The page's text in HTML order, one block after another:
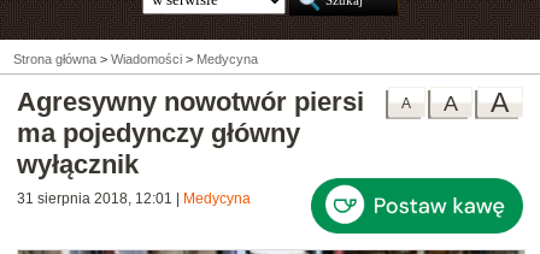
Strona główna > Wiadomości > Medycyna
A
A
A
Agresywny nowotwór piersi
ma pojedynczy główny
wyłącznik
31 sierpnia 2018, 12:01 Medycyna